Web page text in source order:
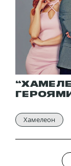
ГЕРОЯМИ
Хамелеон